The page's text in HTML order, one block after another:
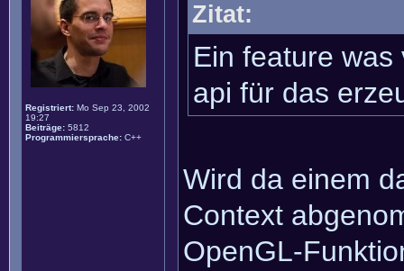
Registriert: Mo Sep 23, 2002
19:27
Beiträge: 5812
Programmiersprache: C++
Zitat:
Ein feature
api für das
Wird da einem
Context
OpenGL-